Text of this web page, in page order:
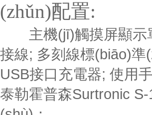
(zhǔn)配置:
主機(jī)觸摸屏顯示
接線; 多刻線標(biāo)
USB接口充電器; 使用
泰勒霍普森Surtronic